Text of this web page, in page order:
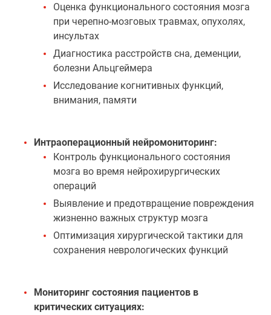
Оценка функционального состояния мозга
при черепно-мозговых травмах, опухолях,
инсультах
Диагностика расстройств сна, деменции,
болезни Альцгеймера
Исследование когнитивных функций,
внимания, памяти
Интраоперационный нейромониторинг:
Контроль функционального состояния
мозга во время нейрохирургических
операций
Выявление и предотвращение повреждения
жизненно важных структур мозга
Оптимизация хирургической тактики для
сохранения неврологических функций
Мониторинг состояния пациентов в
критических ситуациях: